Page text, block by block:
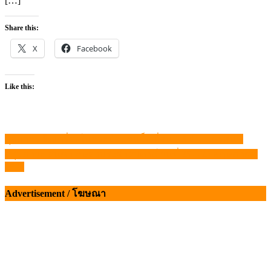
Share this:
X Facebook
Like this:
แนะแนว
เรื่อง
Advertisement / โฆษณา